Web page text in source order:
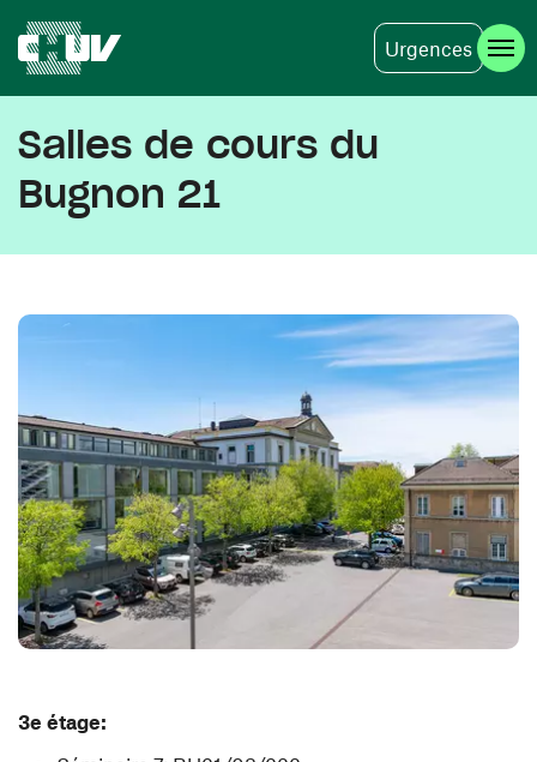
Urgences
Salles de cours du
Bugnon 21
3e étage: